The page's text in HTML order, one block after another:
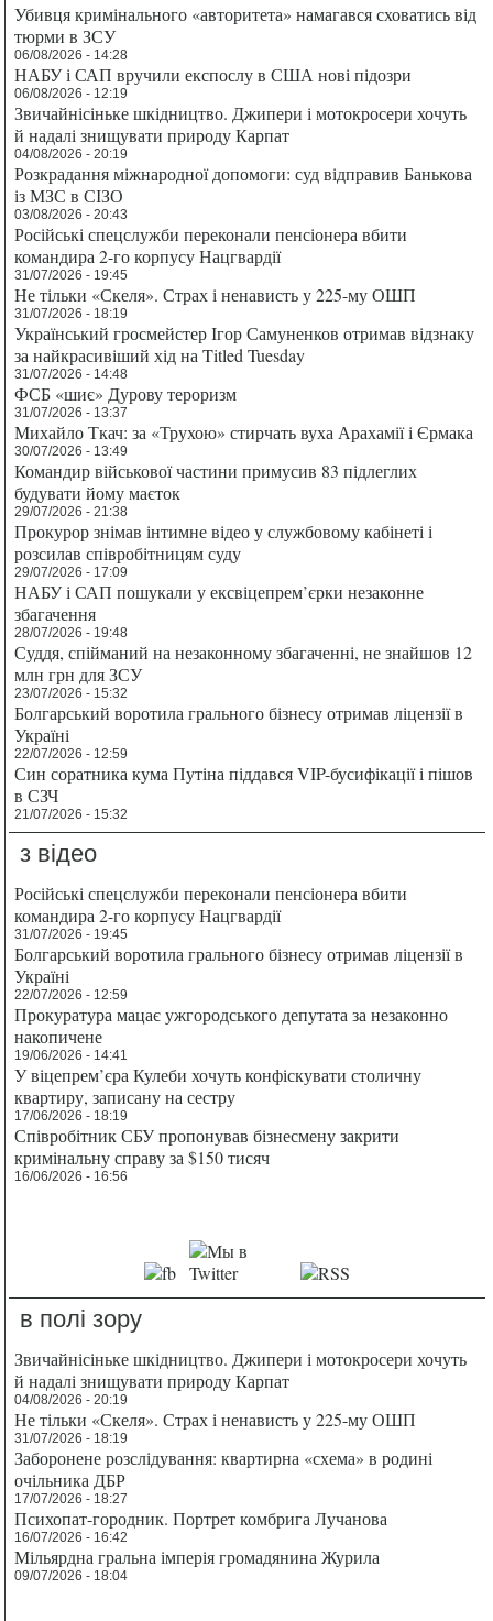
Убивця кримінального «авторитета» намагався сховатись від
тюрми в ЗСУ
06/08/2026 - 14:28
НАБУ і САП вручили експослу в США нові підозри
06/08/2026 - 12:19
Звичайнісіньке шкідництво. Джипери і мотокросери хочуть
й надалі знищувати природу Карпат
04/08/2026 - 20:19
Розкрадання міжнародної допомоги: суд відправив Банькова
із МЗС в СІЗО
03/08/2026 - 20:43
Російські спецслужби переконали пенсіонера вбити
командира 2-го корпусу Нацгвардії
31/07/2026 - 19:45
Не тільки «Скеля». Страх і ненависть у 225-му ОШП
31/07/2026 - 18:19
Український гросмейстер Ігор Самуненков отримав відзнаку
за найкрасивіший хід на Titled Tuesday
31/07/2026 - 14:48
ФСБ «шиє» Дурову тероризм
31/07/2026 - 13:37
Михайло Ткач: за «Трухою» стирчать вуха Арахамії і Єрмака
30/07/2026 - 13:49
Командир військової частини примусив 83 підлеглих
будувати йому маєток
29/07/2026 - 21:38
Прокурор знімав інтимне відео у службовому кабінеті і
розсилав співробітницям суду
29/07/2026 - 17:09
НАБУ і САП пошукали у ексвіцепрем’єрки незаконне
збагачення
28/07/2026 - 19:48
Суддя, спійманий на незаконному збагаченні, не знайшов 12
млн грн для ЗСУ
23/07/2026 - 15:32
Болгарський воротила грального бізнесу отримав ліцензії в
Україні
22/07/2026 - 12:59
Син соратника кума Путіна піддався VIP-бусифікації і пішов
в СЗЧ
21/07/2026 - 15:32
з відео
Російські спецслужби переконали пенсіонера вбити
командира 2-го корпусу Нацгвардії
31/07/2026 - 19:45
Болгарський воротила грального бізнесу отримав ліцензії в
Україні
22/07/2026 - 12:59
Прокуратура мацає ужгородського депутата за незаконно
накопичене
19/06/2026 - 14:41
У віцепрем’єра Кулеби хочуть конфіскувати столичну
квартиру, записану на сестру
17/06/2026 - 18:19
Співробітник СБУ пропонував бізнесмену закрити
кримінальну справу за $150 тисяч
16/06/2026 - 16:56
в полі зору
Звичайнісіньке шкідництво. Джипери і мотокросери хочуть
й надалі знищувати природу Карпат
04/08/2026 - 20:19
Не тільки «Скеля». Страх і ненависть у 225-му ОШП
31/07/2026 - 18:19
Заборонене розслідування: квартирна «схема» в родині
очільника ДБР
17/07/2026 - 18:27
Психопат-городник. Портрет комбрига Лучанова
16/07/2026 - 16:42
Мільярдна гральна імперія громадянина Журила
09/07/2026 - 18:04